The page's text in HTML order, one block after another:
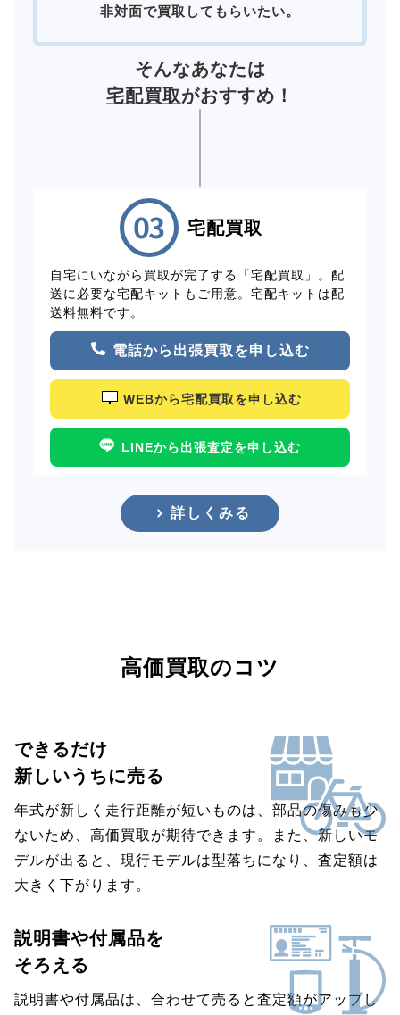
非対面で買取してもらいたい。
そんなあなたは
宅配買取がおすすめ！
宅配買取
自宅にいながら買取が完了する「宅配買取」。配
送に必要な宅配キットもご用意。宅配キットは配
送料無料です。
電話から出張買取を申し込む
WEBから宅配買取を申し込む
LINEから出張査定を申し込む
詳しくみる
高価買取のコツ
できるだけ
新しいうちに売る
年式が新しく走行距離が短いものは、部品の傷みも少
ないため、高価買取が期待できます。また、新しいモ
デルが出ると、現行モデルは型落ちになり、査定額は
大きく下がります。
説明書や付属品を
そろえる
説明書や付属品は、合わせて売ると査定額がアップし